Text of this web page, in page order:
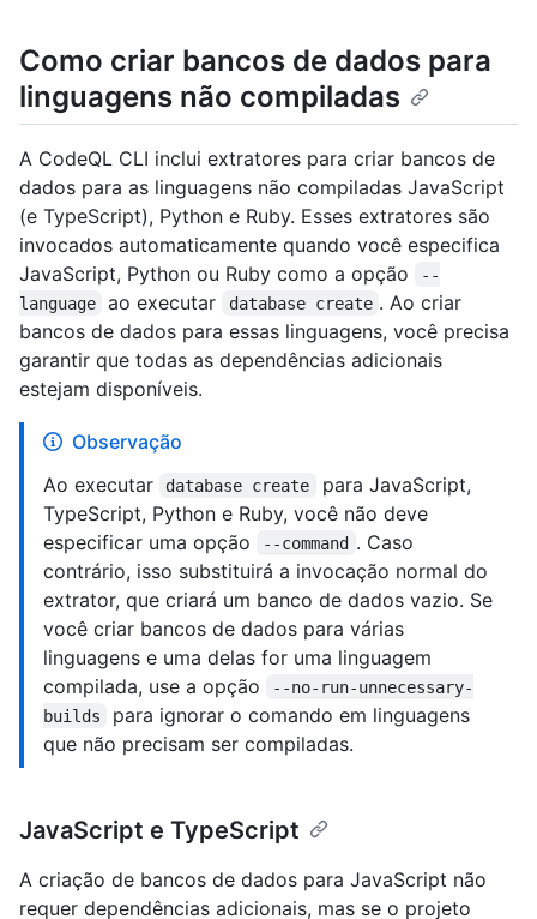
Como criar bancos de dados para
linguagens não compiladas
A CodeQL CLI inclui extratores para criar bancos de
dados para as linguagens não compiladas JavaScript
(e TypeScript), Python e Ruby. Esses extratores são
invocados automaticamente quando você especifica
JavaScript, Python ou Ruby como a opção
--
language
ao executar database create . Ao criar
bancos de dados para essas linguagens, você precisa
garantir que todas as dependências adicionais
estejam disponíveis.
Observação
Ao executar
database create
para JavaScript,
TypeScript, Python e Ruby, você não deve
especificar uma opção
--command . Caso
contrário, isso substituirá a invocação normal do
extrator, que criará um banco de dados vazio. Se
você criar bancos de dados para várias
linguagens e uma delas for uma linguagem
compilada, use a opção
--no-run-unnecessary-
builds
para ignorar o comando em linguagens
que não precisam ser compiladas.
JavaScript e TypeScript
A criação de bancos de dados para JavaScript não
requer dependências adicionais, mas se o projeto